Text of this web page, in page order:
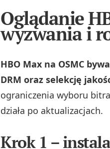
Oglądanie
wyzwania i
HBO Max na OSMC
DRM oraz selekcję
ograniczenia wyboru
działa po aktualizacjach.
Krok 1 –